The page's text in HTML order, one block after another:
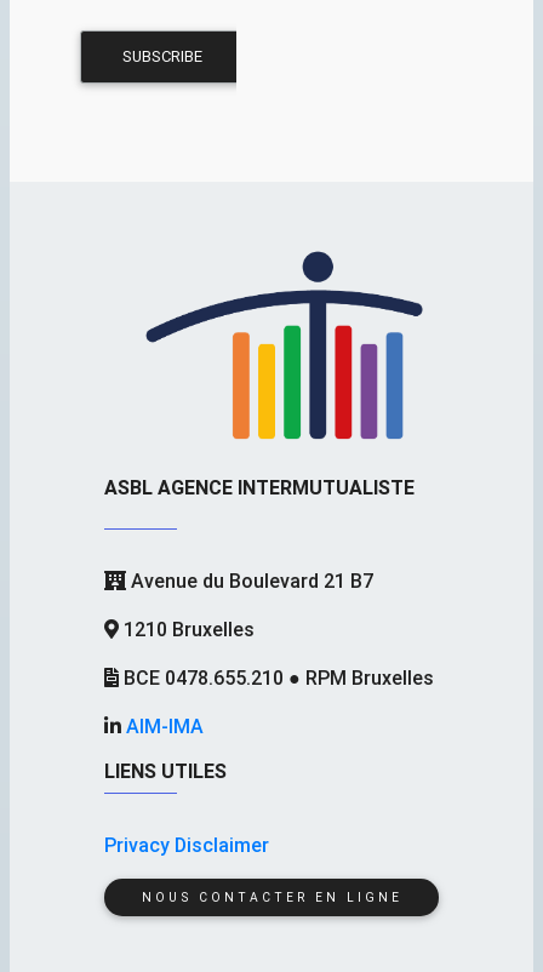
ASBL AGENCE INTERMUTUALISTE
Avenue du Boulevard 21 B7
1210 Bruxelles
BCE 0478.655.210 ● RPM Bruxelles
AIM-IMA
LIENS UTILES
Privacy Disclaimer
NOUS CONTACTER EN LIGNE